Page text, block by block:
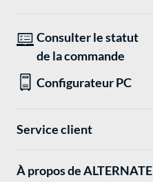
Consulter le statut
de la commande
Configurateur PC
Service client
À propos de ALTERNATE